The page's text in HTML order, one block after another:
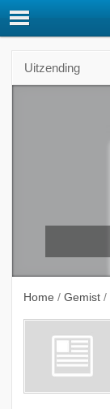
Uitzending
Home / Gemist /